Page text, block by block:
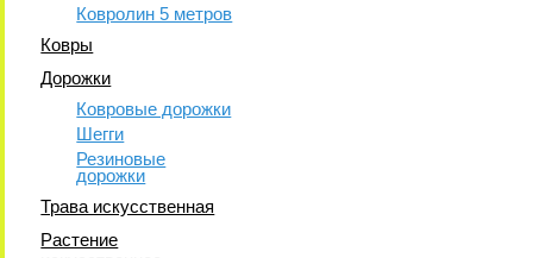
Ковролин 5 метров
Ковры
Дорожки
Ковровые дорожки
Шегги
Резиновые
дорожки
Трава искусственная
Растение